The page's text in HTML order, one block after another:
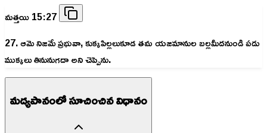
మత్తయి 15:27
27. ఆమె నిజమే ప్రభువా, కుక్కపిల్లలుకూడ తమ యజమానుల బల్లమీదనుండి పడు
ముక్కలు తినునుగదా అని చెప్పెను.
మద్యపానంలో సూచించిన విధానం